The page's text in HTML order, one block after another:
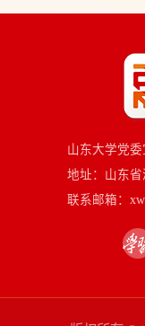
山东大学党
地址：山东省
联系邮箱：